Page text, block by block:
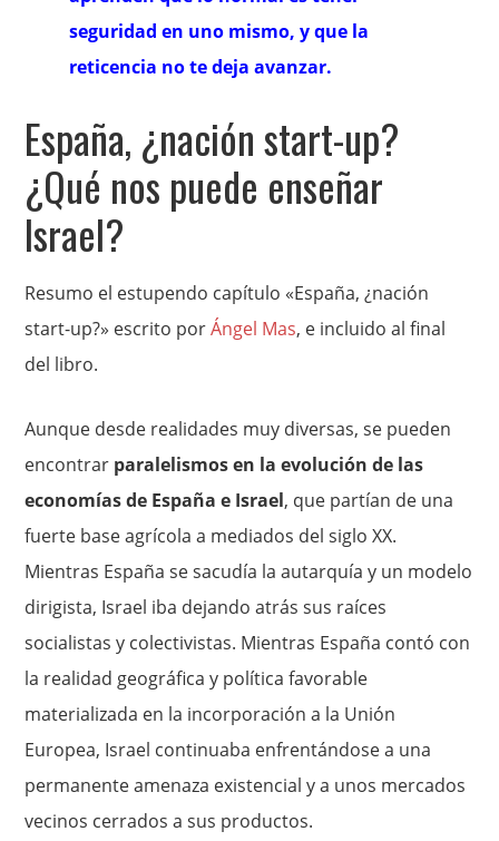
seguridad en uno mismo, y que la
reticencia no te deja avanzar.
España, ¿nación start-up?
¿Qué nos puede enseñar
Israel?
Resumo el estupendo capítulo «España, ¿nación
start-up?» escrito porÁngel Mas, e incluido al final
del libro.
Aunque desde realidades muy diversas, se pueden
encontrar paralelismos en la evolución de las
economías de España e Israel, que partían de una
fuerte base agrícola a mediados del siglo XX.
Mientras España se sacudía la autarquía y un modelo
dirigista, Israel iba dejando atrás sus raíces
socialistas y colectivistas. Mientras España contó con
la realidad geográfica y política favorable
materializada en la incorporación a la Unión
Europea, Israel continuaba enfrentándose a una
permanente amenaza existencial y a unos mercados
vecinos cerrados a sus productos.